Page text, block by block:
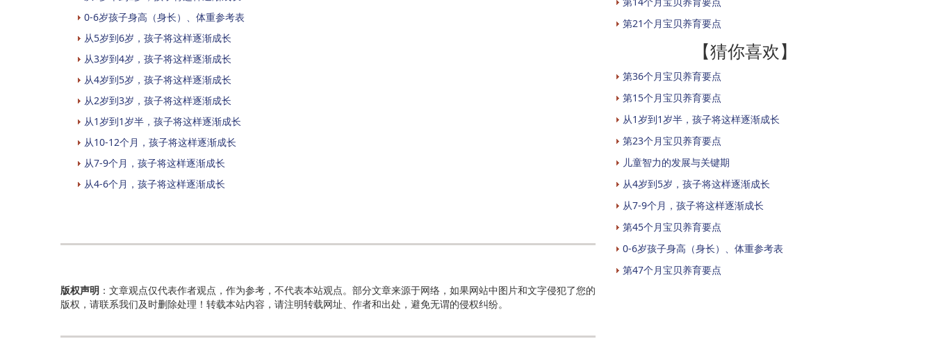
0-6岁孩子身高（身长）、体重参考表
从5岁到6岁，孩子将这样逐渐成长
从3岁到4岁，孩子将这样逐渐成长
从4岁到5岁，孩子将这样逐渐成长
从2岁到3岁，孩子将这样逐渐成长
从1岁到1岁半，孩子将这样逐渐成长
从10-12个月，孩子将这样逐渐成长
从7-9个月，孩子将这样逐渐成长
从4-6个月，孩子将这样逐渐成长
版权声明 ：文章观点仅代表作者观点，作为参考，不代表本站观点。部分文章来源于网络，如果网站中图片和文字侵犯了您的
版权，请联系我们及时删除处理！转载本站内容，请注明转载网址、作者和出处，避免无谓的侵权纠纷。
第21个月宝贝养育要点
【猜你喜欢】
第36个月宝贝养育要点
第15个月宝贝养育要点
从1岁到1岁半，孩子将这样逐渐成长
第23个月宝贝养育要点
儿童智力的发展与关键期
从4岁到5岁，孩子将这样逐渐成长
从7-9个月，孩子将这样逐渐成长
第45个月宝贝养育要点
0-6岁孩子身高（身长）、体重参考表
第47个月宝贝养育要点